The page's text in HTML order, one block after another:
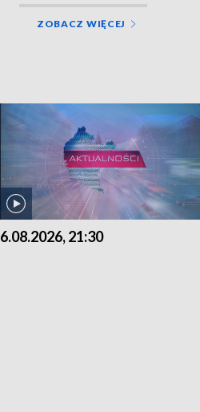
ZOBACZ WIĘCEJ
6.08.2026, 21:30